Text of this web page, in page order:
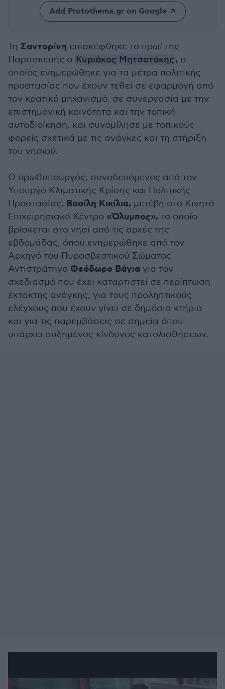
Add Protothema.gr on Google
Τη Σαντορίνη επισκέφθηκε το πρωί της
Παρασκευής ο Κυριάκος Μητσοτάκης, ο
οποίος ενημερώθηκε για τα μέτρα πολιτικής
προστασίας που έχουν τεθεί σε εφαρμογή από
τον κρατικό μηχανισμό, σε συνεργασία με την
επιστημονική κοινότητα και την τοπική
αυτοδιοίκηση, και συνομίλησε με τοπικούς
φορείς σχετικά με τις ανάγκες και τη στήριξη
του νησιού.
Ο πρωθυπουργός, συνοδευόμενος από τον
Υπουργό Κλιματικής Κρίσης και Πολιτικής
Προστασίας, Βασίλη Κικίλια, μετέβη στο Κινητό
Επιχειρησιακό Κέντρο «Όλυμπος», το οποίο
βρίσκεται στο νησί από τις αρχές της
εβδομάδας, όπου ενημερώθηκε από τον
Αρχηγό του Πυροσβεστικού Σώματος
Αντιστράτηγο Θεόδωρο Βάγια για τον
σχεδιασμό που έχει καταρτιστεί σε περίπτωση
έκτακτης ανάγκης, για τους προληπτικούς
ελέγχους που έχουν γίνει σε δημόσια κτήρια
και για τις παρεμβάσεις σε σημεία όπου
υπάρχει αυξημένος κίνδυνος κατολισθήσεων.